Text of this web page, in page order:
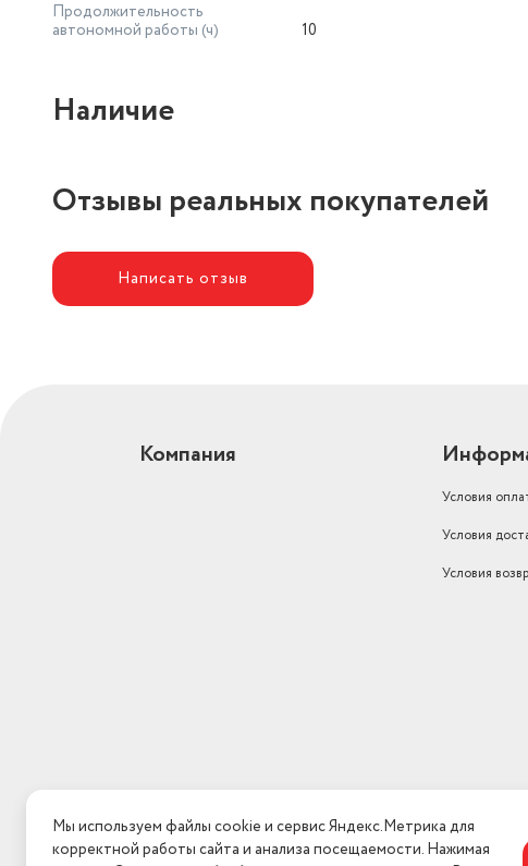
Продолжительность
автономной работы (ч)
10
Наличие
Отзывы реальных покупателей
Написать отзыв
Компания
Условия
Условия
Условия
Мы используем файлы cookie и сервис Яндекс.Метрика для
корректной работы сайта и анализа посещаемости. Нажимая